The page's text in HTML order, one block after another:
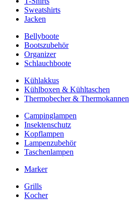
Sweatshirts
Jacken
Bellyboote
Bootszubehör
Organizer
Schlauchboote
Kühlakkus
Kühlboxen & Kühltaschen
Thermobecher & Thermokannen
Campinglampen
Insektenschutz
Kopflampen
Lampenzubehör
Taschenlampen
Marker
Grills
Kocher